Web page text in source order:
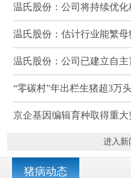
温氏股份：公司将持续优
温氏股份：估计行业能繁
温氏股份：公司已建立自
“零碳村”年出栏生猪超3万
进入新
猪病动态